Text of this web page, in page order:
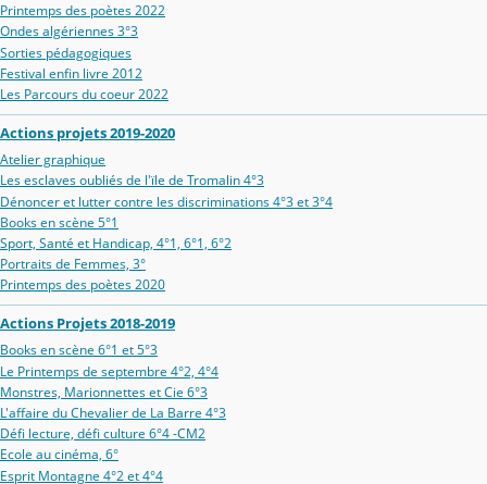
Printemps des poètes 2022
Ondes algériennes 3°3
Sorties pédagogiques
Festival enfin livre 2012
Les Parcours du coeur 2022
Actions projets 2019-2020
Atelier graphique
Les esclaves oubliés de l'ïle de Tromalin 4°3
Dénoncer et lutter contre les discriminations 4°3 et 3°4
Books en scène 5°1
Sport, Santé et Handicap, 4°1, 6°1, 6°2
Portraits de Femmes, 3°
Printemps des poètes 2020
Actions Projets 2018-2019
Books en scène 6°1 et 5°3
Le Printemps de septembre 4°2, 4°4
Monstres, Marionnettes et Cie 6°3
L'affaire du Chevalier de La Barre 4°3
Défi lecture, défi culture 6°4 -CM2
Ecole au cinéma, 6°
Esprit Montagne 4°2 et 4°4